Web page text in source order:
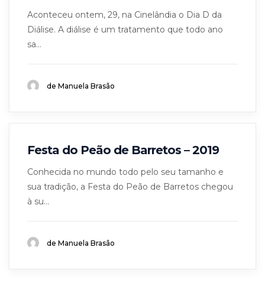
Aconteceu ontem, 29, na Cinelândia o Dia D da
Diálise. A diálise é um tratamento que todo ano
sa...
de Manuela Brasão
Festa do Peão de Barretos – 2019
Conhecida no mundo todo pelo seu tamanho e
sua tradição, a Festa do Peão de Barretos chegou
à su...
de Manuela Brasão